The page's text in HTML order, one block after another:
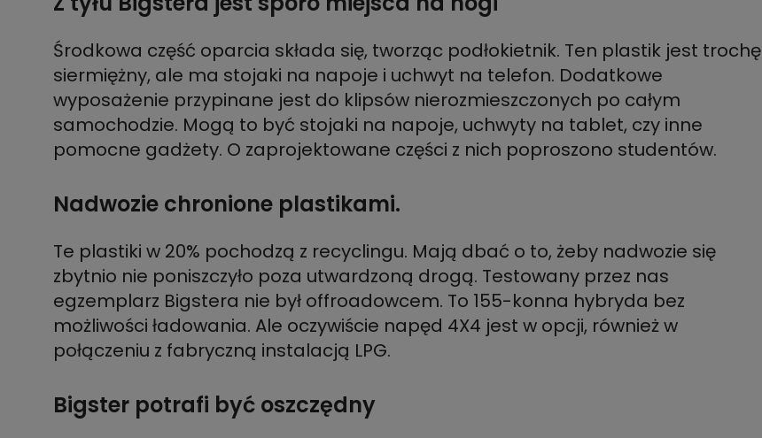
Środkowa część oparcia składa się, tworząc podłokietnik. Ten plastik jest trochę
siermiężny, ale ma stojaki na napoje i uchwyt na telefon. Dodatkowe
wyposażenie przypinane jest do klipsów nierozmieszczonych po całym
samochodzie. Mogą to być stojaki na napoje, uchwyty na tablet, czy inne
pomocne gadżety. O zaprojektowane części z nich poproszono studentów.
Nadwozie chronione plastikami.
Te plastiki w 20% pochodzą z recyclingu. Mają dbać o to, żeby nadwozie się
zbytnio nie poniszczyło poza utwardzoną drogą. Testowany przez nas
egzemplarz Bigstera nie był offroadowcem. To 155-konna hybryda bez
możliwości ładowania. Ale oczywiście napęd 4X4 jest w opcji, również w
połączeniu z fabryczną instalacją LPG.
Bigster potrafi być oszczędny